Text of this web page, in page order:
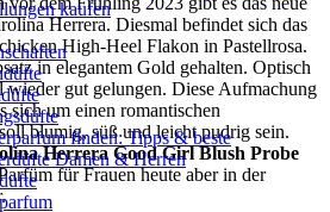
kaufen
finden: Tipps & beste
Damen & Herren
Herrera. Diesmal befindet sich das
High-Heel Flakon in Pastellrosa.
in elegantem Gold gehalten. Optisch
gut gelungen. Diese Aufmachung
sich um einen romantischen
blumig, süß und leicht pudrig sein.
Herrera Good Girl Blush Probe
für Frauen heute aber in der